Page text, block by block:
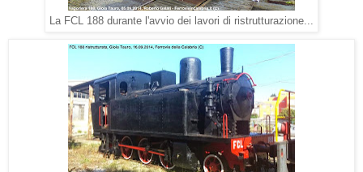
La FCL 188 durante l'avvio dei lavori di ristrutturazione...